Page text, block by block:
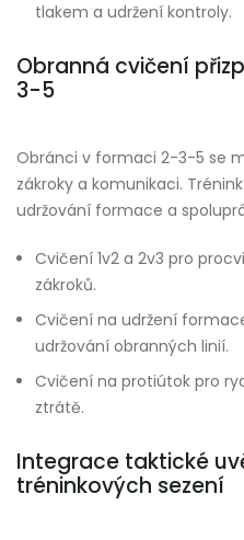
tlakem a udržení kontroly.
Obranná cvičení
3-5
Obránci v formaci 2-3-5 se
zákroky a komunikaci.
udržování formace a
Cvičení 1v2 a 2v3 pro
zákroků.
Cvičení na udržení
udržování obranných linií.
Cvičení na protiútok pro
ztrátě.
Integrace taktické
tréninkových sezení